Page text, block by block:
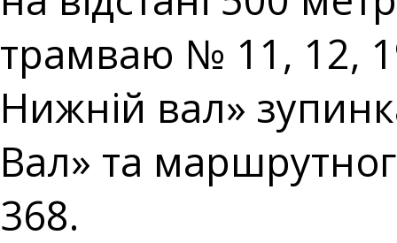
трамваю № 11, 12,
Нижній вал»
Вал» та